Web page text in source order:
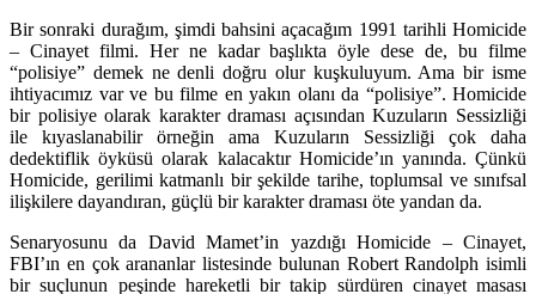
Bir sonraki durağım, şimdi bahsini açacağım 1991 tarihli Homicide
– Cinayet filmi. Her ne kadar başlıkta öyle dese de, bu filme
“polisiye” demek ne denli doğru olur kuşkuluyum. Ama bir isme
ihtiyacımız var ve bu filme en yakın olanı da “polisiye”. Homicide
bir polisiye olarak karakter draması açısından Kuzuların Sessizliği
ile kıyaslanabilir örneğin ama Kuzuların Sessizliği çok daha
dedektiflik öyküsü olarak kalacaktır Homicide’ın yanında. Çünkü
Homicide, gerilimi katmanlı bir şekilde tarihe, toplumsal ve sınıfsal
ilişkilere dayandıran, güçlü bir karakter draması öte yandan da.
Senaryosunu da David Mamet’in yazdığı Homicide – Cinayet,
FBI’ın en çok arananlar listesinde bulunan Robert Randolph isimli
bir suçlunun peşinde hareketli bir takip sürdüren cinayet masası